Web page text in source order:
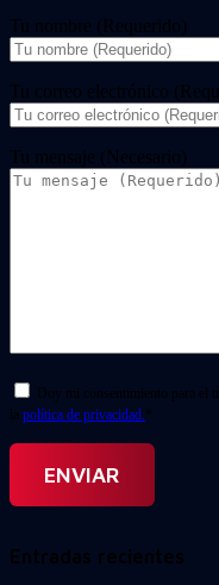
Tu nombre (Requerido)
Tu correo electrónico
Tu mensaje (Necesario)
Doy mi consentimiento para el
la política de privacidad. *
Entradas recientes